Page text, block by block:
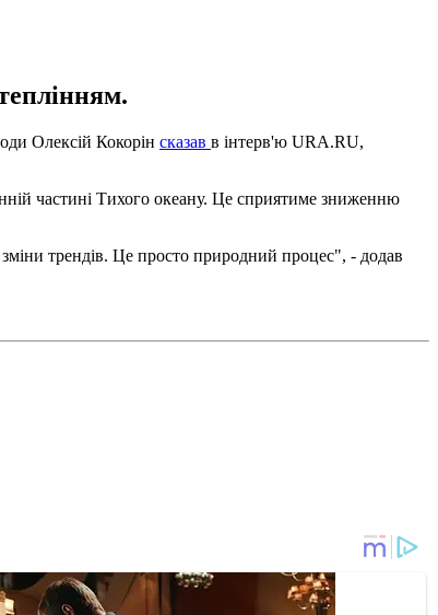
Олексій Кокорін сказав в інтерв'ю URA.RU,
частині Тихого океану. Це сприятиме зниженню
трендів. Це просто природний процес", - додав